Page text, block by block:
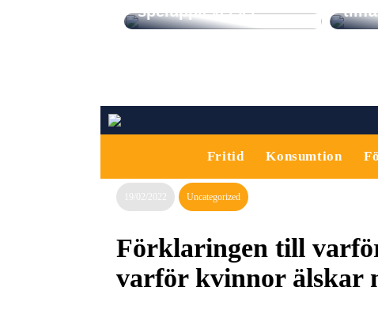
spelupplevelser
Fritid Konsumtion
19/02/2022 Uncategorized
Förklaringen till
varför kvinnor älskar